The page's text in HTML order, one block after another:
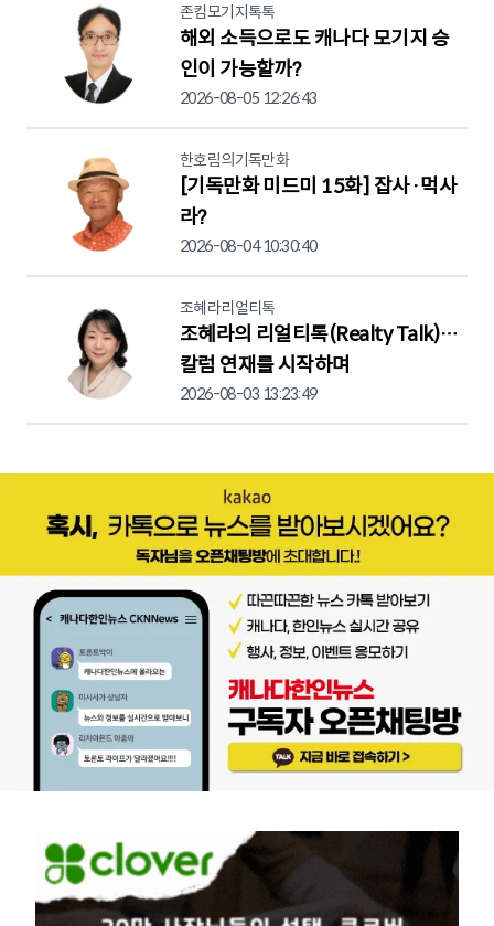
존킴모기지톡톡
해외 소득으로도 캐나다 모기지 승
인이 가능할까?
2026-08-05 12:26:43
한호림의기독만화
[기독만화 미드미 15화] 잡사·먹사
라?
2026-08-04 10:30:40
조혜라리얼티톡
조혜라의 리얼티톡(Realty Talk)…
칼럼 연재를 시작하며
2026-08-03 13:23:49